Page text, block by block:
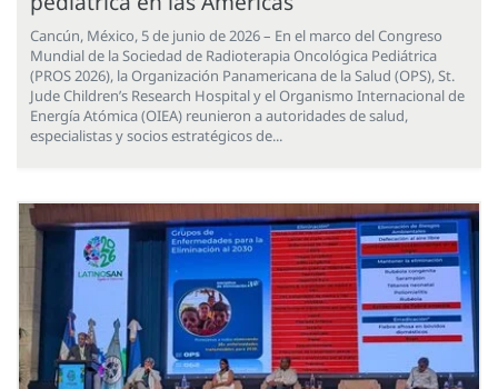
Cancún, México, 5 de junio de 2026 – En el marco del Congreso
Mundial de la Sociedad de Radioterapia Oncológica Pediátrica
(PROS 2026), la Organización Panamericana de la Salud (OPS), St.
Jude Children’s Research Hospital y el Organismo Internacional de
Energía Atómica (OIEA) reunieron a autoridades de salud,
especialistas y socios estratégicos de...